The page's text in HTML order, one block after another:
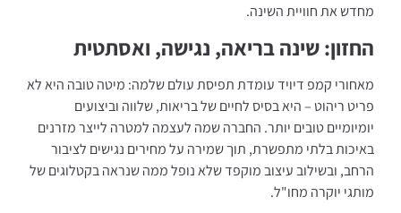
מחדש את חוויית השינה.
החזון: שינה בריאה, נגישה, ואסתטית
מאחורי קמפ דיויד עומדת תפיסת עולם שלמה: מיטה טובה היא לא
פריט ריהוט – היא בסיס לחיים של בריאות, שלווה וביצועים
יומיומיים טובים יותר. החברה שמה לעצמה למטרה לייצר מזרנים
באיכות בלתי מתפשרת, תוך שמירה על מחירים נגישים לציבור
הרחב, ובשילוב עיצוב מוקפד שלא נופל ממה שנראה בקטלוגים של
מותגי יוקרה מחו"ל.